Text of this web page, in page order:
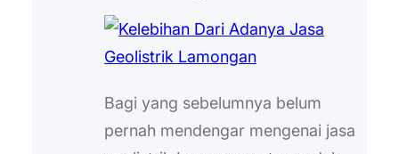
Bagi yang sebelumnya belum
pernah mendengar mengenai jasa